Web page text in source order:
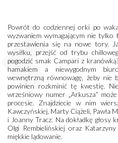
Powrót do codziennej orki po
wyzwaniem wymagającym nie tylko
przestawienia się na nowe tory.
wysiłku, przejść od trybu
pogodzić smak Campari z
hamakiem a niewygodnym
wewnętrzną równowagę, żeby nie
powinien rozkminić tę kwestię.
wrześniowy numer „Arkusza”
procesie. Znajdziecie w nim
Kawczyńskiej, Marty Ciążeli, Pawła
i Joanny Tracz. Na dokładkę
Olgi Rembielińskiej oraz
miękkie lądowanie.